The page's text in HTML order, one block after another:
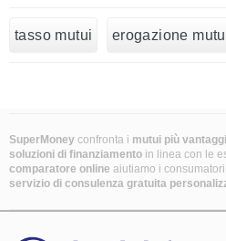
tasso mutui erogazione
SuperMoney confronta i mutui più
soluzioni di finanziamento in linea con le
comparatore online aiutiamo i
servizio di consulenza gratuita